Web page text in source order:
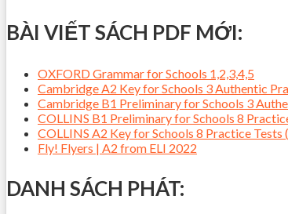
BÀI VIẾT SÁCH PDF MỚI:
OXFORD Grammar for Schools 1,2,3,4,5
Cambridge A2 Key for Schools 3 Authentic
Cambridge B1 Preliminary for Schools 3
COLLINS B1 Preliminary for Schools 8
COLLINS A2 Key for Schools 8 Practice Tests
Fly! Flyers | A2 from ELI 2022
DANH SÁCH PHÁT: